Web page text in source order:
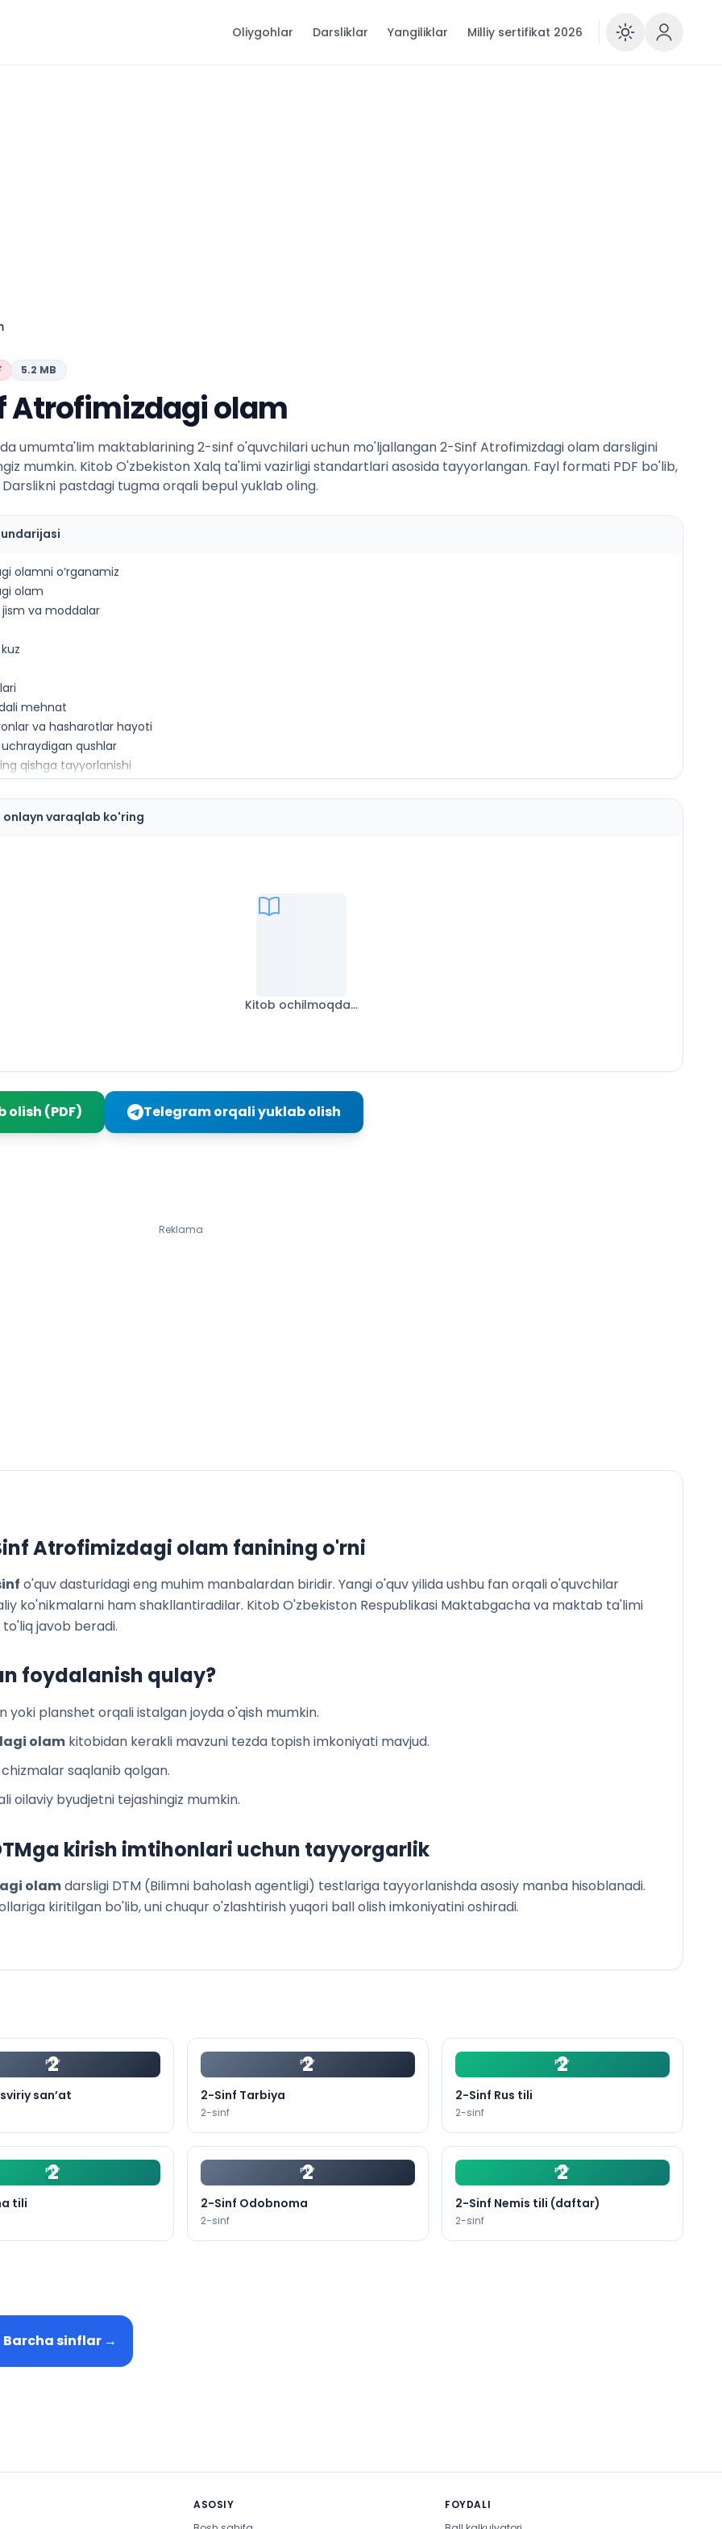
Oliygohlar Darsliklar Yangiliklar Milliy sertifikat 2026
5.2 MB
Atrofimizdagi olam
umumta'lim maktablarining 2-sinf o'quvchilari uchun mo'ljallangan 2-Sinf Atrofimizdagi olam darsligini
mumkin. Kitob O'zbekiston Xalq ta'limi vazirligi standartlari asosida tayyorlangan. Fayl formati PDF bo'lib,
Darslikni pastdagi tugma orqali bepul yuklab oling.
olamni o‘rganamiz
olam
va moddalar
mehnat
va hasharotlar hayoti
uchraydigan qushlar
qishga tayyorlanishi
– Yer
hayoti
ko‘paytiriladi?
hayoti
onlayn varaqlab ko'ring
Kitob ochilmoqda...
olish (PDF) Telegram orqali yuklab olish
Reklama
Atrofimizdagi olam fanining o'rni
o'quv dasturidagi eng muhim manbalardan biridir. Yangi o'quv yilida ushbu fan orqali o'quvchilar
ko'nikmalarni ham shakllantiradilar. Kitob O'zbekiston Respublikasi Maktabgacha va maktab ta'limi
javob beradi.
foydalanish qulay?
yoki planshet orqali istalgan joyda o'qish mumkin.
olam kitobidan kerakli mavzuni tezda topish imkoniyati mavjud.
saqlanib qolgan.
oilaviy byudjetni tejashingiz mumkin.
kirish imtihonlari uchun tayyorgarlik
olamdarsligi DTM (Bilimni baholash agentligi) testlariga tayyorlanishda asosiy manba hisoblanadi.
kiritilgan bo'lib, uni chuqur o'zlashtirish yuqori ball olish imkoniyatini oshiradi.
2
PDF
san’at
2
PDF
2-Sinf Tarbiya
2-sinf
2
PDF
2-Sinf Rus tili
2-sinf
2
PDF
tili
2
PDF
2-Sinf Odobnoma
2-sinf
2
PDF
2-Sinf Nemis tili (daftar)
2-sinf
Barcha sinflar →
ASOSIY
FOYDALI